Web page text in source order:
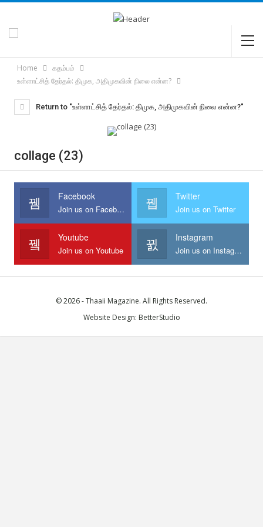
Home
கதம்பம்
உள்ளாட்சித் தேர்தல்: திமுக, அதிமுகவின் நிலை என்ன?
Return to "உள்ளாட்சித் தேர்தல்: திமுக, அதிமுகவின் நிலை என்ன?"
collage (23)
Facebook
Join us on Facebook
Twitter
Join us on Twitter
Youtube
Join us on Youtube
Instagram
Join us on Instagram
© 2026 - Thaaii Magazine. All Rights Reserved.
Website Design: BetterStudio